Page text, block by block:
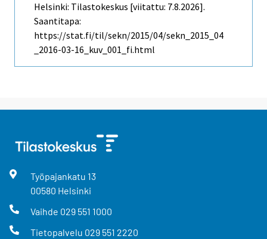
Helsinki: Tilastokeskus [viitattu: 7.8.2026].
Saantitapa:
https://stat.fi/til/sekn/2015/04/sekn_2015_04
_2016-03-16_kuv_001_fi.html
Työpajankatu 13
00580 Helsinki
Vaihde 029 551 1000
Tietopalvelu 029 551 2220